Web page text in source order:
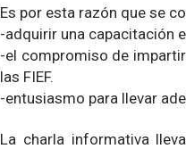
Es por esta razón que se
-adquirir una capacitación
-el compromiso de
las FIEF.
-entusiasmo para llevar
La charla informativa